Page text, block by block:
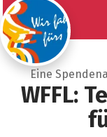
Eine
WFFL: